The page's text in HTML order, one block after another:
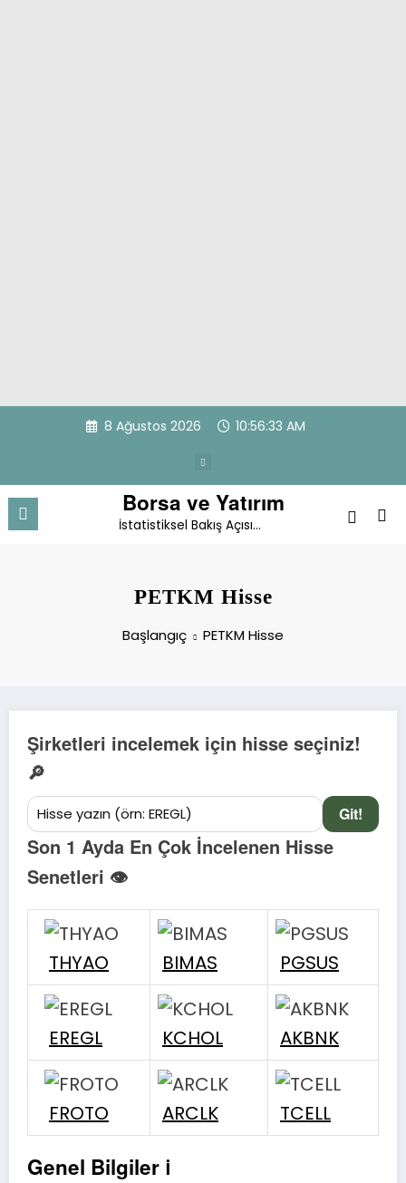
8 Ağustos 2026 10:56:34 AM
Borsa ve Yatırım
İstatistiksel Bakış Açısı…
PETKM Hisse
Başlangıç PETKM Hisse
Şirketleri incelemek için hisse seçiniz!
🔎
Git!
Son 1 Ayda En Çok İncelenen Hisse
Senetleri 👁
THYAO BIMAS PGSUS
EREGL KCHOL AKBNK
FROTO ARCLK TCELL
Genel Bilgiler ℹ